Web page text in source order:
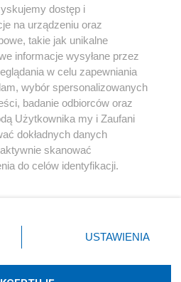
Instagram Youtube
dostęp i
na urządzeniu oraz
takie jak unikalne
informacje wysyłane przez
w celu zapewniania
wybór spersonalizowanych
badanie odbiorców oraz
Użytkownika my i Zaufani
dokładnych danych
skanować
do celów identyfikacji.
przycisk ustawień prywatności
rogu strony
nie wymagają zgody
sprzeciwić się takiemu
USTAWIENIA